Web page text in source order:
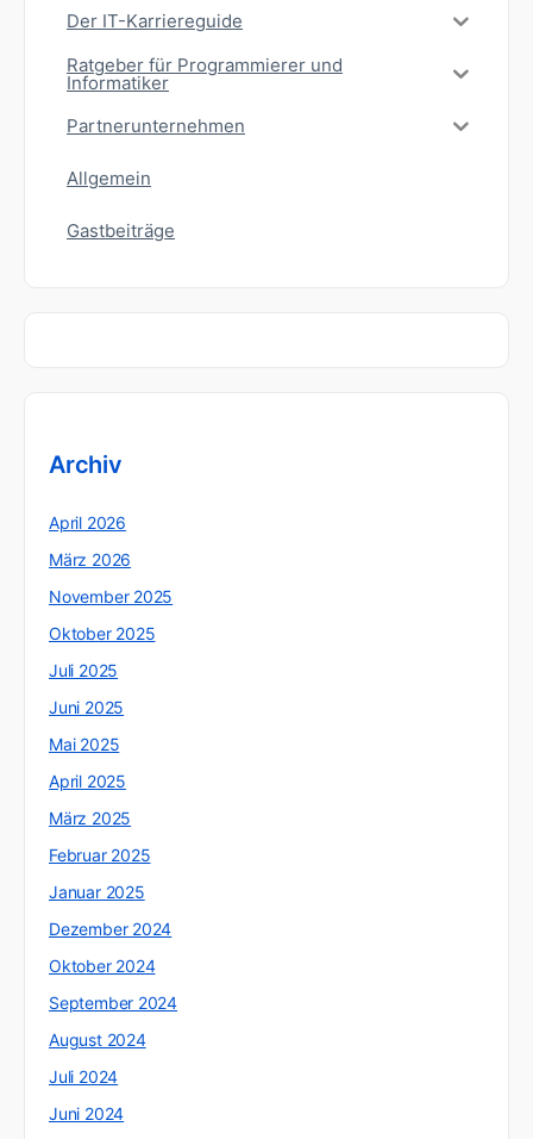
Der IT-Karriereguide
Ratgeber für Programmierer und
Informatiker
Partnerunternehmen
Allgemein
Gastbeiträge
Archiv
April 2026
März 2026
November 2025
Oktober 2025
Juli 2025
Juni 2025
Mai 2025
April 2025
März 2025
Februar 2025
Januar 2025
Dezember 2024
Oktober 2024
September 2024
August 2024
Juli 2024
Juni 2024